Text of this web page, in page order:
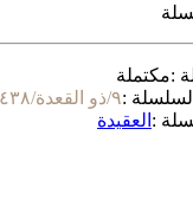
:مكتملة
:٩/ذو القعدة/١٤٣٨
: العقيدة